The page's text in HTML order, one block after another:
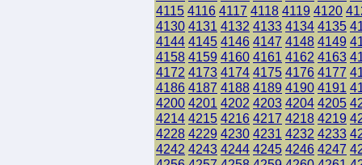
4115 4116 4117 4118 4119 4120
4130 4131 4132 4133 4134 4135
4144 4145 4146 4147 4148 4149
4158 4159 4160 4161 4162 4163
4172 4173 4174 4175 4176 4177
4186 4187 4188 4189 4190 4191
4200 4201 4202 4203 4204 4205
4214 4215 4216 4217 4218 4219
4228 4229 4230 4231 4232 4233
4242 4243 4244 4245 4246 4247